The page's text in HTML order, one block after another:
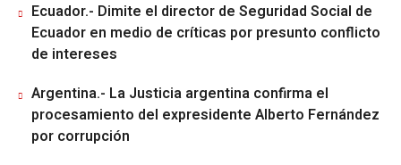
Ecuador.- Dimite el director de Seguridad Social de
Ecuador en medio de críticas por presunto conflicto
de intereses
Argentina.- La Justicia argentina confirma el
procesamiento del expresidente Alberto Fernández
por corrupción